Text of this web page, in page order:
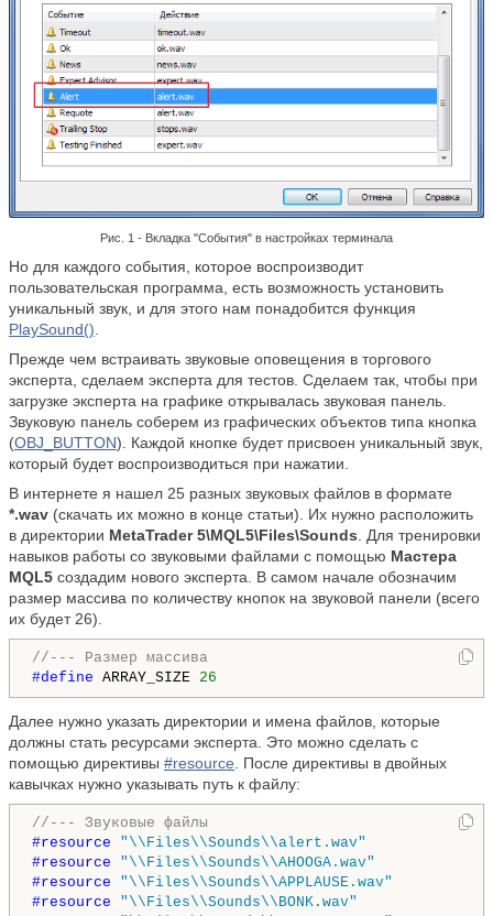
Рис. 1 - Вкладка "События" в настройках терминала
Но для каждого события, которое воспроизводит
пользовательская программа, есть возможность установить
уникальный звук, и для этого нам понадобится функция
PlaySound().
Прежде чем встраивать звуковые оповещения в торгового
эксперта, сделаем эксперта для тестов. Сделаем так, чтобы при
загрузке эксперта на графике открывалась звуковая панель.
Звуковую панель соберем из графических объектов типа кнопка
(OBJ_BUTTON). Каждой кнопке будет присвоен уникальный звук,
который будет воспроизводиться при нажатии.
В интернете я нашел 25 разных звуковых файлов в формате
*.wav (скачать их можно в конце статьи). Их нужно расположить
в директории MetaTrader 5\MQL5\Files\Sounds. Для тренировки
навыков работы со звуковыми файлами с помощью Мастера
MQL5 создадим нового эксперта. В самом начале обозначим
размер массива по количеству кнопок на звуковой панели (всего
их будет 26).
//--- Размер массива
#define ARRAY_SIZE 26
Далее нужно указать директории и имена файлов, которые
должны стать ресурсами эксперта. Это можно сделать с
помощью директивы #resource. После директивы в двойных
кавычках нужно указывать путь к файлу:
//--- Звуковые файлы
#resource "\\Files\\Sounds\\alert.wav"
#resource "\\Files\\Sounds\\AHOOGA.wav"
#resource "\\Files\\Sounds\\APPLAUSE.wav"
#resource "\\Files\\Sounds\\BONK.wav"